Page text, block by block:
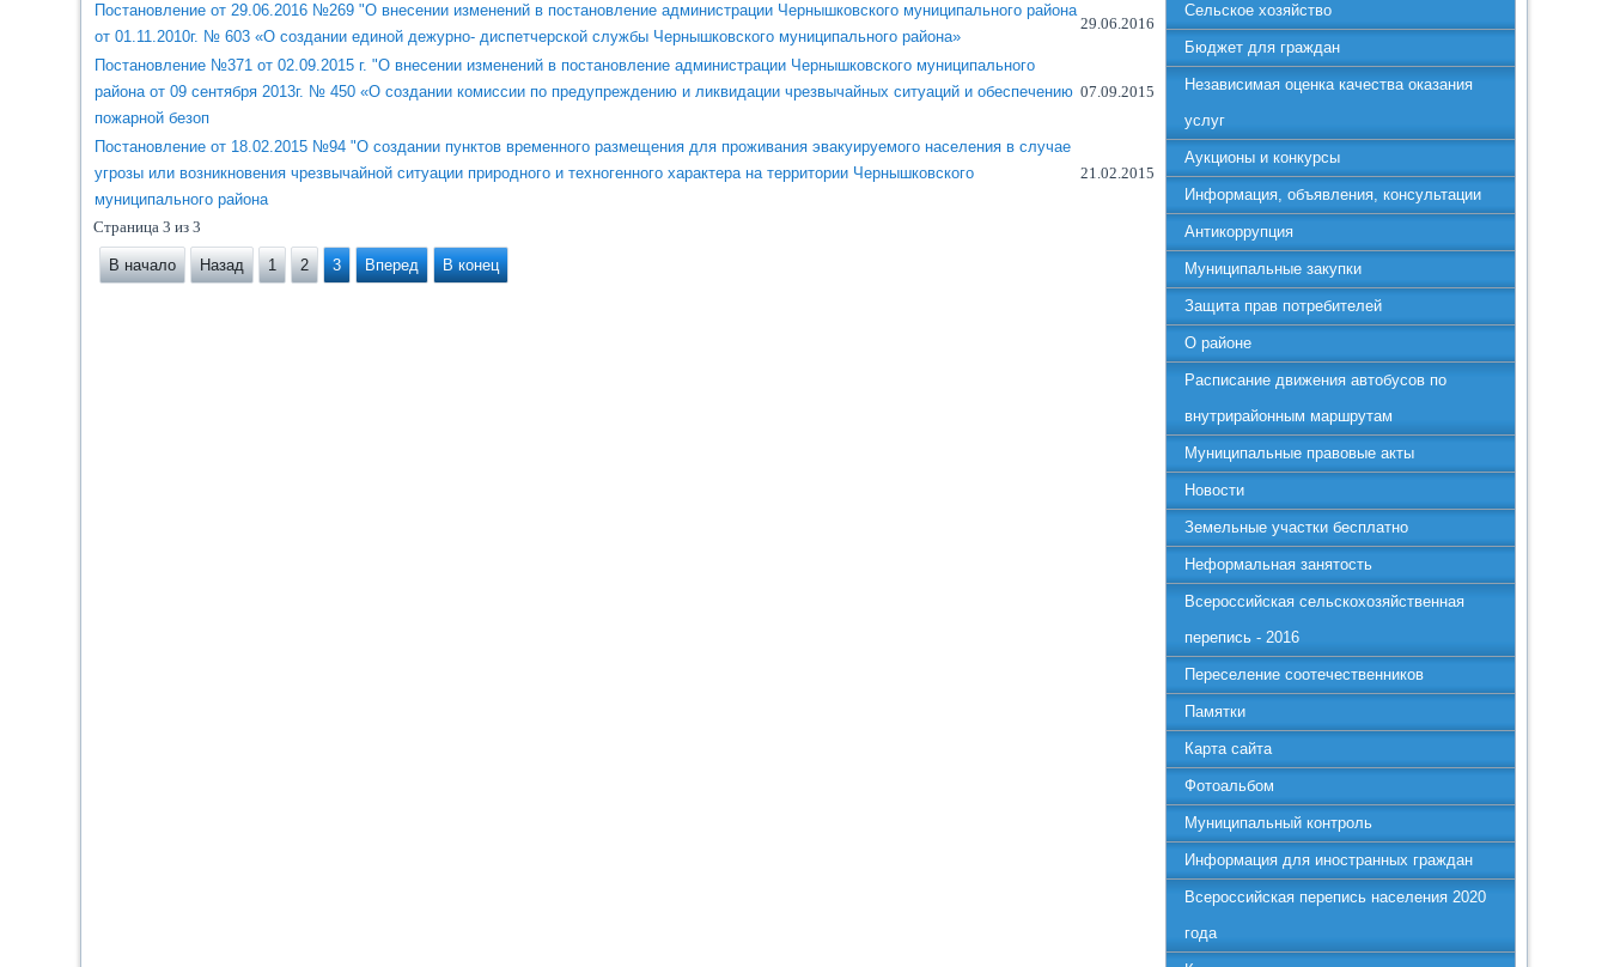
Постановление от 29.06.2016 №269 "О внесении изменений в постановление администрации Чернышковского муниципального района
от 01.11.2010г. № 603 «О создании единой дежурно- диспетчерской службы Чернышковского муниципального района»
29.06.2016
Постановление №371 от 02.09.2015 г. "О внесении изменений в постановление администрации Чернышковского муниципального
района от 09 сентября 2013г. № 450 «О создании комиссии по предупреждению и ликвидации чрезвычайных ситуаций и обеспечению
пожарной безоп
07.09.2015
Постановление от 18.02.2015 №94 "О создании пунктов временного размещения для проживания эвакуируемого населения в случае
угрозы или возникновения чрезвычайной ситуации природного и техногенного характера на территории Чернышковского
муниципального района
21.02.2015
Страница 3 из 3
В начало Назад 1 2 3 Вперед В конец
Сельское хозяйство
Бюджет для граждан
Независимая оценка качества оказания
услуг
Аукционы и конкурсы
Информация, объявления, консультации
Антикоррупция
Муниципальные закупки
Защита прав потребителей
О районе
Расписание движения автобусов по
внутрирайонным маршрутам
Муниципальные правовые акты
Новости
Земельные участки бесплатно
Неформальная занятость
Всероссийская сельскохозяйственная
перепись - 2016
Переселение соотечественников
Памятки
Карта сайта
Фотоальбом
Муниципальный контроль
Информация для иностранных граждан
Всероссийская перепись населения 2020
года